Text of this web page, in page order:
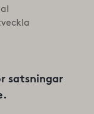
satsningar